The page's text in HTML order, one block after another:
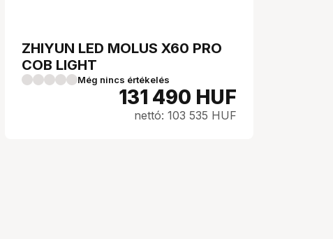
ZHIYUN LED MOLUS X60 PRO
COB LIGHT
Még nincs értékelés
131 490 HUF
nettó: 103 535 HUF